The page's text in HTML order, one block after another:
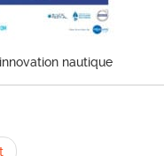
nautique